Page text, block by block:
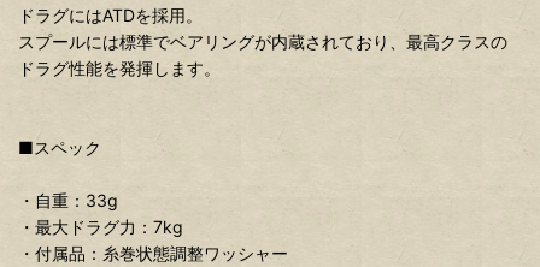
ドラグにはATDを採用。
スプールには標準でベアリングが内蔵されており、最高クラスの
ドラグ性能を発揮します。
■スペック
・自重：33g
・最大ドラグ力：7kg
・付属品：糸巻状態調整ワッシャー